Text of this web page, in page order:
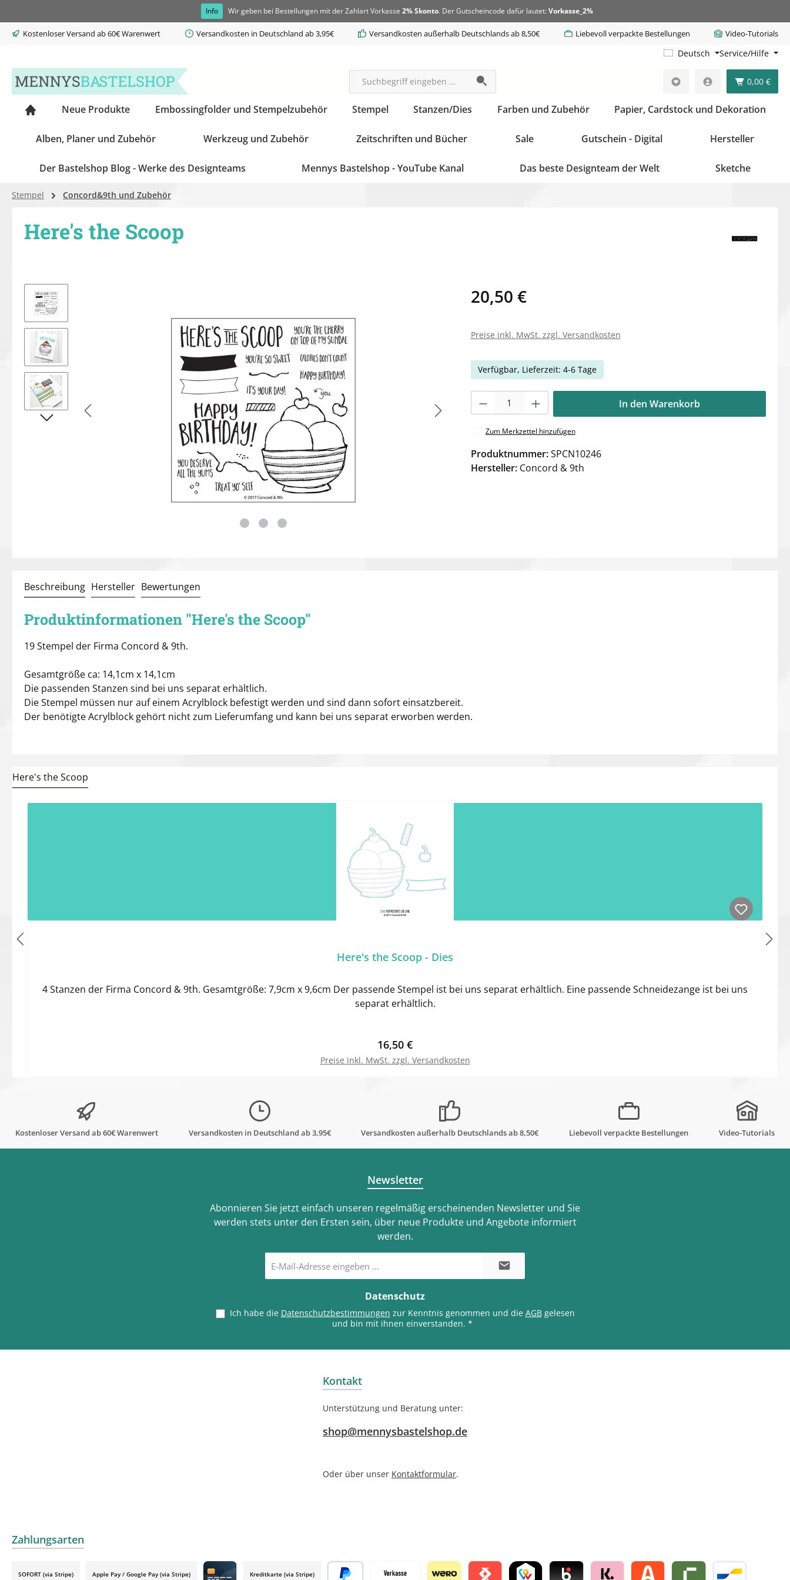
Info Wir geben bei Bestellungen mit der Zahlart Vorkasse 2% Skonto. Der Gutscheincode dafür lautet: Vorkasse_2%
Kostenloser Versand ab 60€ Warenwert Versandkosten in Deutschland ab 3,95€ Versandkosten außerhalb Deutschlands ab 8,50€ Liebevoll verpackte Bestellungen Video-Tutorials
Deutsch Service/Hilfe
0,00 €
Neue Produkte Embossingfolder und Stempelzubehör Stempel Stanzen/Dies Farben und Zubehör Papier, Cardstock und Dekoration
Alben, Planer und Zubehör Werkzeug und Zubehör Zeitschriften und Bücher Sale Gutschein - Digital Hersteller
Der Bastelshop Blog - Werke des Designteams Mennys Bastelshop - YouTube Kanal Das beste Designteam der Welt Sketche
Stempel Concord&9th und Zubehör
Here's the Scoop
Bildergalerie überspringen 20,50 €
Preise inkl. MwSt. zzgl. Versandkosten
Verfügbar, Lieferzeit: 4-6 Tage
In den Warenkorb
Zum Merkzettel hinzufügen
Produktnummer:SPCN10246
Hersteller: Concord & 9th
Beschreibung Hersteller Bewertungen
Produktinformationen "Here's the Scoop"
19 Stempel der Firma Concord & 9th.
Gesamtgröße ca: 14,1cm x 14,1cm
Die passenden Stanzen sind bei uns separat erhältlich.
Die Stempel müssen nur auf einem Acrylblock befestigt werden und sind dann sofort einsatzbereit.
Der benötigte Acrylblock gehört nicht zum Lieferumfang und kann bei uns separat erworben werden.
Here's the Scoop
Produktgalerie überspringen
Here's the Scoop - Dies
4 Stanzen der Firma Concord & 9th. Gesamtgröße: 7,9cm x 9,6cm Der passende Stempel ist bei uns separat erhältlich. Eine passende Schneidezange ist bei uns
separat erhältlich.
Regulärer Preis:
16,50 €
Preise inkl. MwSt. zzgl. Versandkosten
Kostenloser Versand ab 60€ Warenwert Versandkosten in Deutschland ab 3,95€ Versandkosten außerhalb Deutschlands ab 8,50€ Liebevoll verpackte Bestellungen Video-Tutorials
Newsletter
Abonnieren Sie jetzt einfach unseren regelmäßig erscheinenden Newsletter und Sie
werden stets unter den Ersten sein, über neue Produkte und Angebote informiert
werden.
Mail-
Adresse
Datenschutz
Ich habe die Datenschutzbestimmungen zur Kenntnis genommen und die AGBgelesen
und bin mit ihnen einverstanden. *
Kontakt
Unterstützung und Beratung unter:
shop@mennysbastelshop.de
Oder über unser Kontaktformular.
Zahlungsarten
SOFORT (via Stripe) Apple Pay / Google Pay (via Stripe) Kreditkarte (via Stripe)